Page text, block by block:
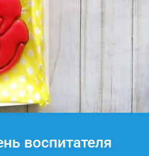
воспитателя